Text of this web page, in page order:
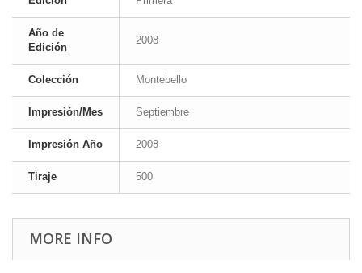
Año de
Edición
2008
Colección Montebello
Impresión/Mes Septiembre
Impresión Año 2008
Tiraje 500
MORE INFO